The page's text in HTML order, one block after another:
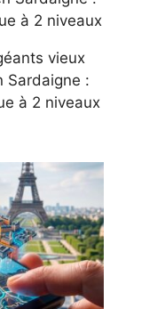
vieux
Sardaigne :
à 2 niveaux